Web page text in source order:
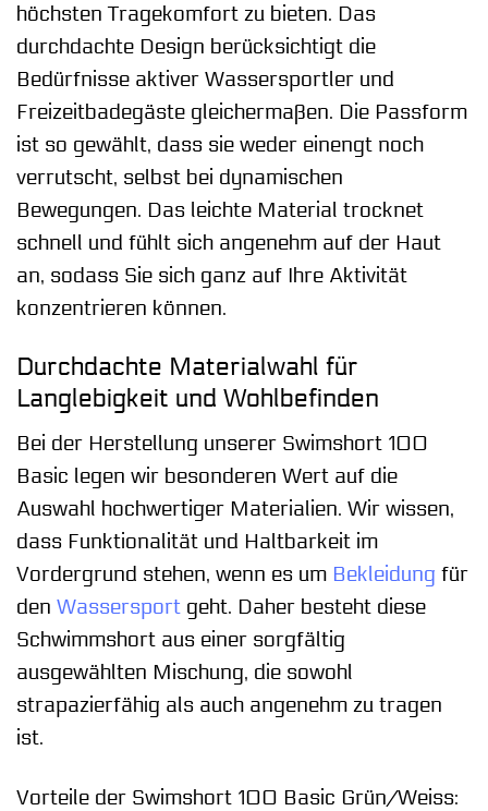
höchsten Tragekomfort zu bieten. Das
durchdachte Design berücksichtigt die
Bedürfnisse aktiver Wassersportler und
Freizeitbadegäste gleichermaßen. Die Passform
ist so gewählt, dass sie weder einengt noch
verrutscht, selbst bei dynamischen
Bewegungen. Das leichte Material trocknet
schnell und fühlt sich angenehm auf der Haut
an, sodass Sie sich ganz auf Ihre Aktivität
konzentrieren können.
Durchdachte Materialwahl für
Langlebigkeit und Wohlbefinden
Bei der Herstellung unserer Swimshort 100
Basic legen wir besonderen Wert auf die
Auswahl hochwertiger Materialien. Wir wissen,
dass Funktionalität und Haltbarkeit im
Vordergrund stehen, wenn es um Bekleidung für
den Wassersport geht. Daher besteht diese
Schwimmshort aus einer sorgfältig
ausgewählten Mischung, die sowohl
strapazierfähig als auch angenehm zu tragen
ist.
Vorteile der Swimshort 100 Basic Grün/Weiss: